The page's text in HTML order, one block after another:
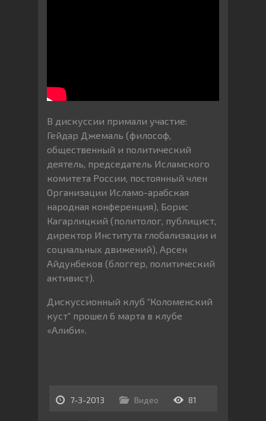
В дискуссии примали участие:
Гейдар Джемаль (философ,
общественный и политический
деятель, председатель Исламского
комитета России, постоянный член
Организации Исламо-арабская
народная конференция), Борис
Кагарлицкий (политолог, публицист,
директор Института глобализации и
социальных движений), Арсен
Айдунбеков (блоггер, политический
активист).
Дискуссионный клуб “Коломенский
куст” прошел 6 марта в клубе
«Алиби».
7-3-2013 Видео 81